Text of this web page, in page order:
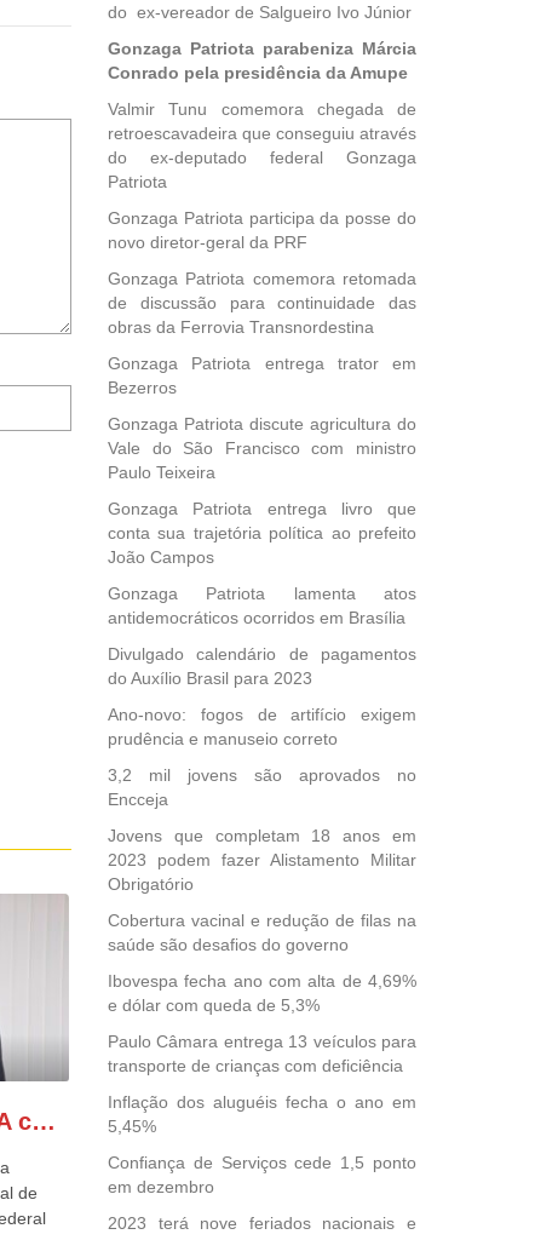
Notifique-
sobre
novos
mail.
GONZAGA PATRIOTA comemora o retorno da FUNASA
de
do ex-vereador de Salgueiro Ivo Júnior
Gonzaga Patriota parabeniza Márcia
Conrado pela presidência da Amupe
Valmir Tunu comemora chegada de
retroescavadeira que conseguiu através
do ex-deputado federal Gonzaga
Patriota
Gonzaga Patriota participa da posse do
novo diretor-geral da PRF
Gonzaga Patriota comemora retomada
de discussão para continuidade das
obras da Ferrovia Transnordestina
Gonzaga Patriota entrega trator em
Bezerros
Gonzaga Patriota discute agricultura do
Vale do São Francisco com ministro
Paulo Teixeira
Gonzaga Patriota entrega livro que
conta sua trajetória política ao prefeito
João Campos
Gonzaga Patriota lamenta atos
antidemocráticos ocorridos em Brasília
Divulgado calendário de pagamentos
do Auxílio Brasil para 2023
Ano-novo: fogos de artifício exigem
prudência e manuseio correto
3,2 mil jovens são aprovados no
Encceja
Jovens que completam 18 anos em
2023 podem fazer Alistamento Militar
Obrigatório
Cobertura vacinal e redução de filas na
saúde são desafios do governo
Ibovespa fecha ano com alta de 4,69%
e dólar com queda de 5,3%
Paulo Câmara entrega 13 veículos para
transporte de crianças com deficiência
Inflação dos aluguéis fecha o ano em
5,45%
Confiança de Serviços cede 1,5 ponto
em dezembro
2023 terá nove feriados nacionais e